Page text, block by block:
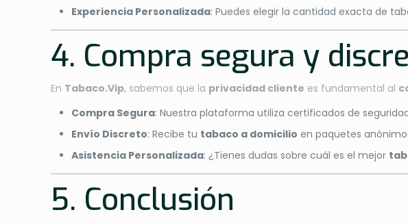
Experiencia Personalizada: Puedes elegir la cantidad exacta de
4. Compra segura y
En Tabaco.Vip, sabemos que la privacidad cliente es fundamental al
Compra Segura: Nuestra plataforma utiliza certificados de
Envío Discreto: Recibe tu tabaco a domicilio en paquetes
Asistencia Personalizada: ¿Tienes dudas sobre cuál es el mejor
5. Conclusión